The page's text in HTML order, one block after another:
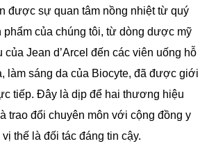
được sự quan tâm nồng nhiệt từ quý
phẩm của chúng tôi, từ dòng dược mỹ
của Jean d’Arcel đến các viên uống hỗ
làm sáng da của Biocyte, đã được giới
tiếp. Đây là dịp để hai thương hiệu
trao đổi chuyên môn với cộng đồng y
thế là đối tác đáng tin cậy.